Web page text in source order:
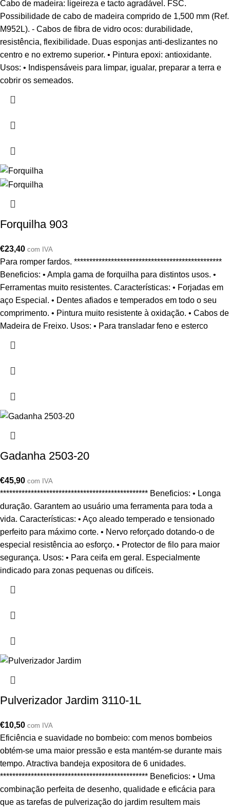
Cabo de madeira: ligeireza e tacto agradável. FSC.
Possibilidade de cabo de madeira comprido de 1,500 mm (Ref.
M952L). - Cabos de fibra de vidro ocos: durabilidade,
resistência, flexibilidade. Duas esponjas anti-deslizantes no
centro e no extremo superior. • Pintura epoxi: antioxidante.
Usos: • Indispensáveis para limpar, igualar, preparar a terra e
cobrir os semeados.
Forquilha 903
€23,40 com IVA
Para romper fardos. ************************************************
Beneficios: • Ampla gama de forquilha para distintos usos. •
Ferramentas muito resistentes. Características: • Forjadas em
aço Especial. • Dentes afiados e temperados em todo o seu
comprimento. • Pintura muito resistente à oxidação. • Cabos de
Madeira de Freixo. Usos: • Para transladar feno e esterco
Gadanha 2503-20
€45,90 com IVA
************************************************ Beneficios: • Longa
duração. Garantem ao usuário uma ferramenta para toda a
vida. Características: • Aço aleado temperado e tensionado
perfeito para máximo corte. • Nervo reforçado dotando-o de
especial resistência ao esforço. • Protector de filo para maior
segurança. Usos: • Para ceifa em geral. Especialmente
indicado para zonas pequenas ou difíceis.
Pulverizador Jardim 3110-1L
€10,50 com IVA
Eficiência e suavidade no bombeio: com menos bombeios
obtém-se uma maior pressão e esta mantém-se durante mais
tempo. Atractiva bandeja expositora de 6 unidades.
************************************************ Beneficios: • Uma
combinação perfeita de desenho, qualidade e eficácia para
que as tarefas de pulverização do jardim resultem mais